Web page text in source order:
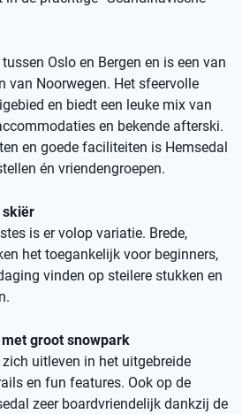
Oslo en Bergen en is een van
van Noorwegen. Het sfeervolle
en biedt een leuke mix van
en bekende afterski.
en goede faciliteiten is Hemsedal
én vriendengroepen.
skiër
is er volop variatie. Brede,
het toegankelijk voor beginners,
vinden op steilere stukken en
groot snowpark
uitleven in het uitgebreide
en fun features. Ook op de
zeer boardvriendelijk dankzij de